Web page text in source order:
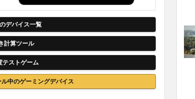
デバイス一覧
計算ツール
テストゲーム
中のゲーミングデバイス